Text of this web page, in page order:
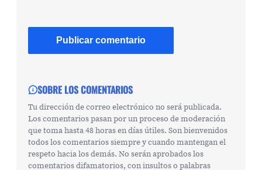
SOBRE LOS COMENTARIOS
Tu dirección de correo electrónico no será publicada.
Los comentarios pasan por un proceso de moderación
que toma hasta 48 horas en días útiles. Son bienvenidos
todos los comentarios siempre y cuando mantengan el
respeto hacia los demás. No serán aprobados los
comentarios difamatorios, con insultos o palabras